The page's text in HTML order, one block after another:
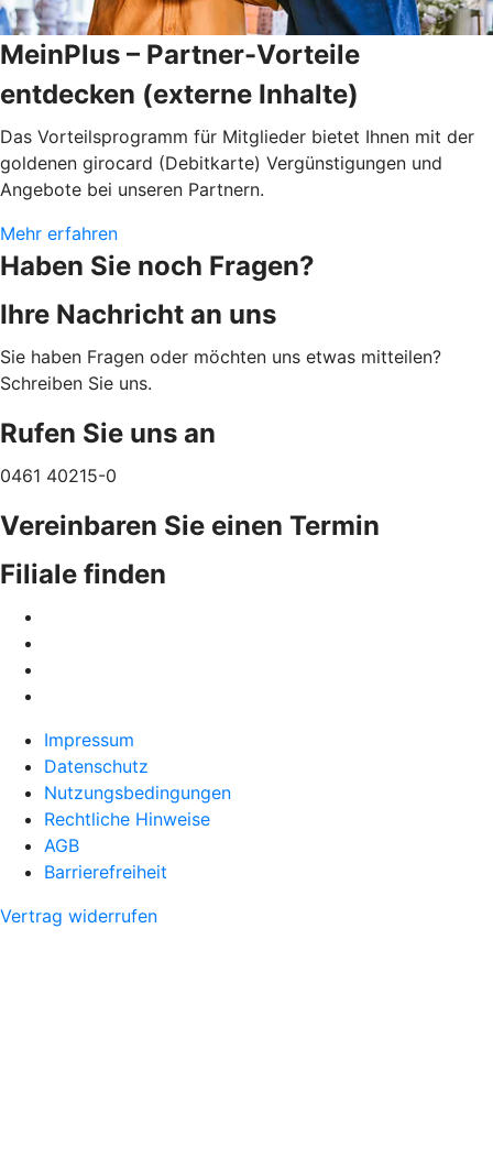
MeinPlus – Partner-Vorteile
entdecken (externe Inhalte)
Das Vorteilsprogramm für Mitglieder bietet Ihnen mit der
goldenen girocard (Debitkarte) Vergünstigungen und
Angebote bei unseren Partnern.
Mehr erfahren
Haben Sie noch Fragen?
Ihre Nachricht an uns
Sie haben Fragen oder möchten uns etwas mitteilen?
Schreiben Sie uns.
Rufen Sie uns an
0461 40215-0
Vereinbaren Sie einen Termin
Filiale finden
Impressum
Datenschutz
Nutzungsbedingungen
Rechtliche Hinweise
AGB
Barrierefreiheit
Vertrag widerrufen